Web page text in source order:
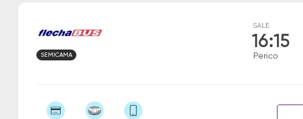
SALE
16:15
Perico
SEMICAMA